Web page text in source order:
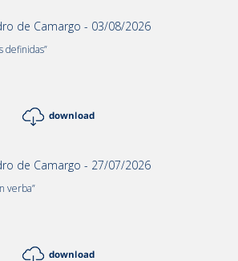
de Camargo - 03/08/2026
definidas”
de Camargo - 27/07/2026
verba”